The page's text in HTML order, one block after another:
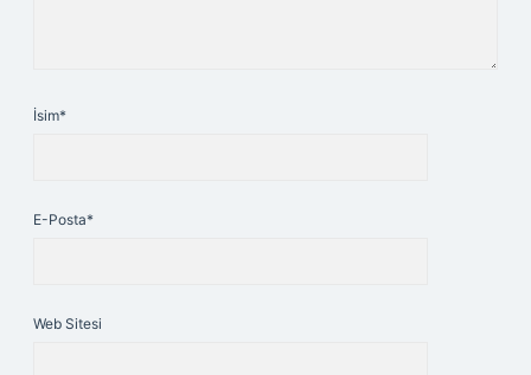
İsim*
E-Posta*
Web Sitesi